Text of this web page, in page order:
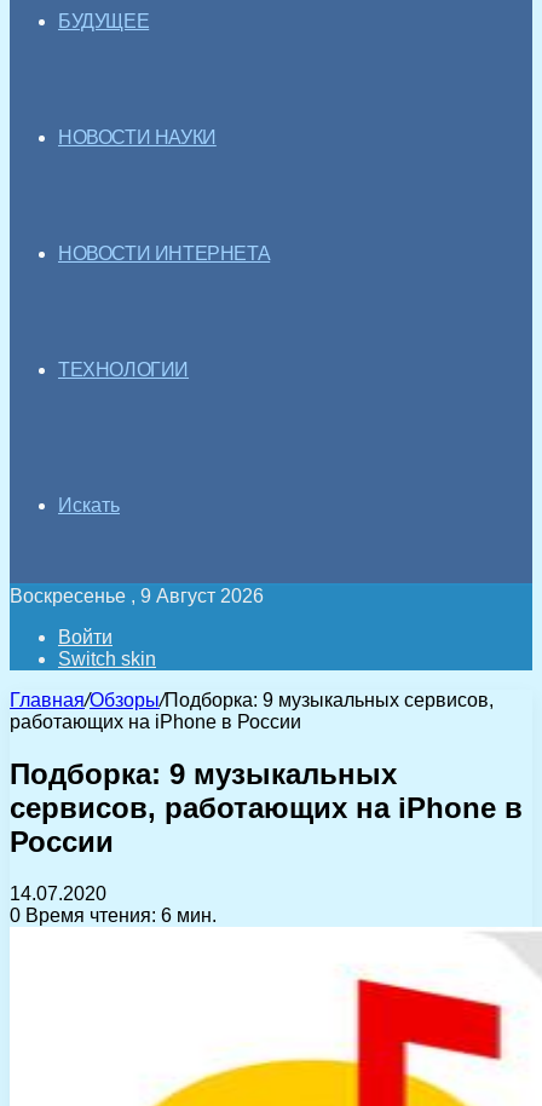
БУДУЩЕЕ
НОВОСТИ НАУКИ
НОВОСТИ ИНТЕРНЕТА
ТЕХНОЛОГИИ
Искать
Воскресенье , 9 Август 2026
Войти
Switch skin
Главная/Обзоры/Подборка: 9 музыкальных сервисов,
работающих на iPhone в России
Подборка: 9 музыкальных
сервисов, работающих на iPhone в
России
14.07.2020
0 Время чтения: 6 мин.